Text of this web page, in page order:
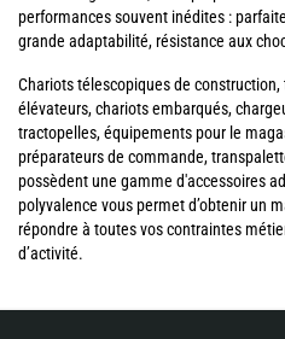
performances souvent inédites :
grande adaptabilité, résistance aux
Chariots télescopiques de
élévateurs, chariots embarqués,
tractopelles, équipements pour le
préparateurs de commande,
possèdent une gamme d'accessoires
polyvalence vous permet d’obtenir un
répondre à toutes vos contraintes
d’activité.